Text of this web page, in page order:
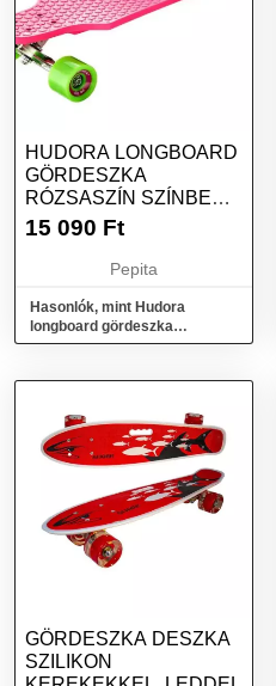
HUDORA LONGBOARD
GÖRDESZKA
RÓZSASZÍN SZÍNBEN
ZÖLD KEREKEKKEL
15 090 Ft
Pepita
Hasonlók, mint Hudora
longboard gördeszka
rózsaszín színben zöld
GÖRDESZKA DESZKA
SZILIKON